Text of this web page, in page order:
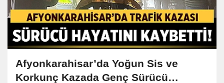
Afyonkarahisar’da Yoğun Sis ve
Korkunç Kazada Genç Sürücü